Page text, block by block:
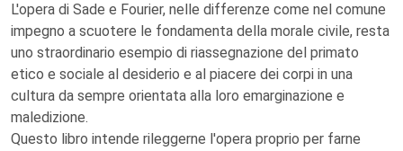
L'opera di Sade e Fourier, nelle differenze come nel comune
impegno a scuotere le fondamenta della morale civile, resta
uno straordinario esempio di riassegnazione del primato
etico e sociale al desiderio e al piacere dei corpi in una
cultura da sempre orientata alla loro emarginazione e
maledizione.
Questo libro intende rileggerne l'opera proprio per farne